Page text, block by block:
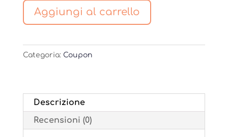
VOUCHER
SPA
PER
COPPIA
Aggiungi al carrello
Categoria: Coupon
Descrizione
Recensioni (0)